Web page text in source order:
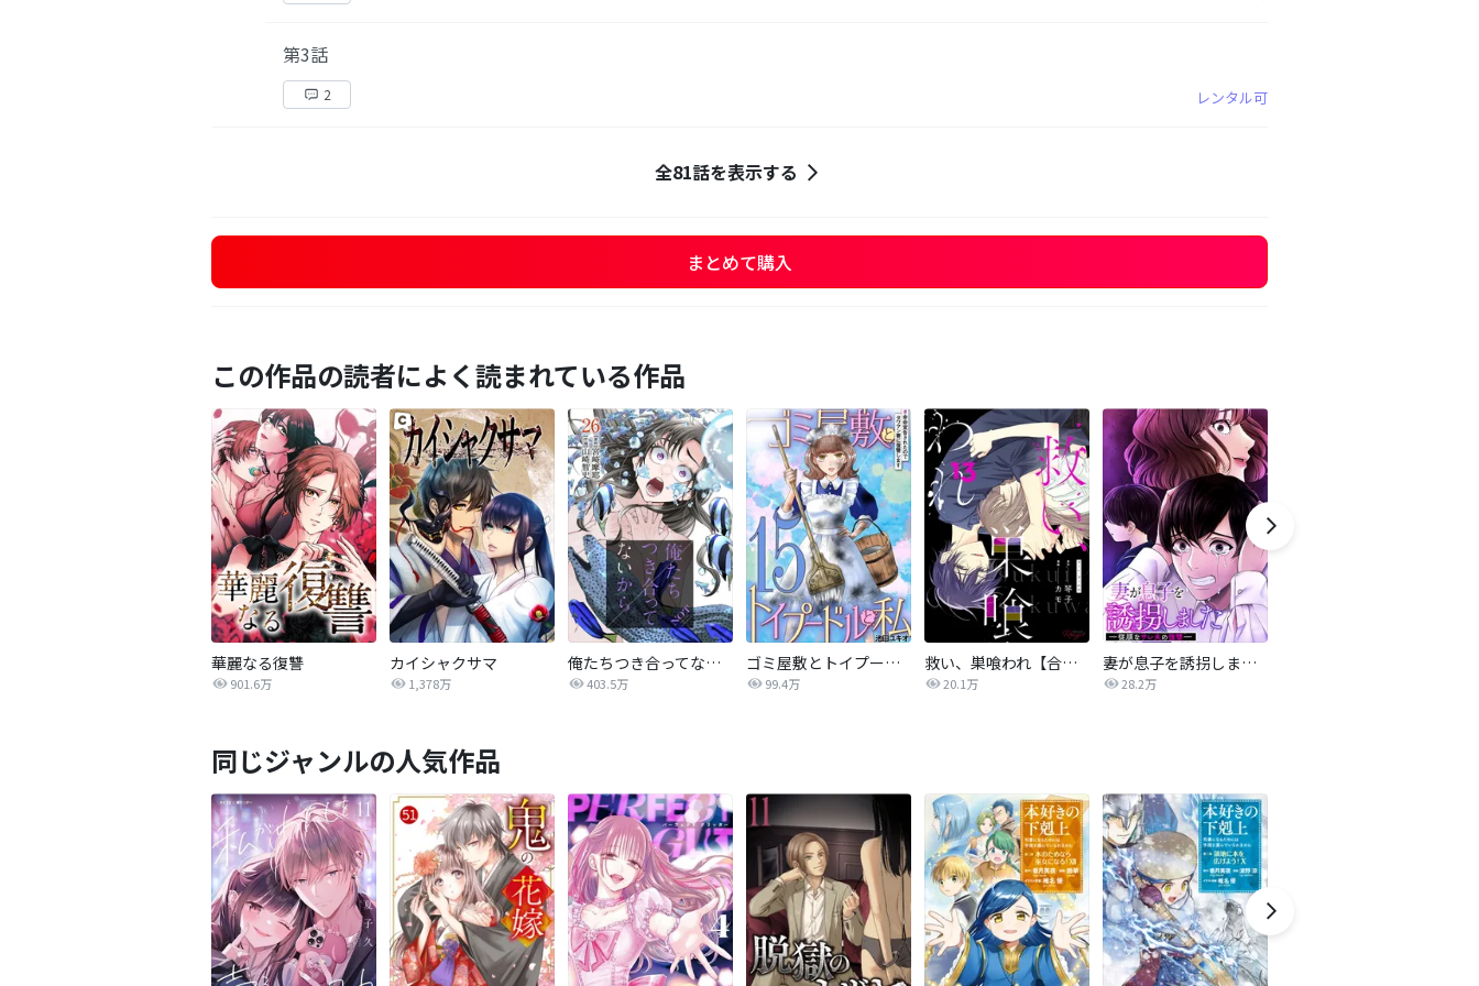
第3話
2 レンタル可
全81話を表示する
まとめて購入
この作品の読者によく読まれている作品
華麗なる復讐
901.6万
カイシャクサマ
1,378万
俺たちつき合ってないから
403.5万
ゴミ屋敷とトイプードルと私
99.4万
救い、巣喰われ【合冊版】
20.1万
妻が息子を誘拐しましたー従順なサレ夫の復讐ー
28.2万
同じジャンルの人気作品